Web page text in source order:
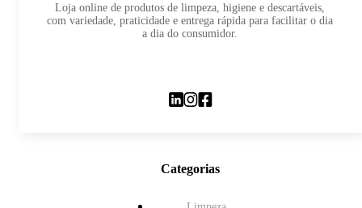
Loja online de produtos de limpeza, higiene e descartáveis,
com variedade, praticidade e entrega rápida para facilitar o dia
a dia do consumidor.
Categorias